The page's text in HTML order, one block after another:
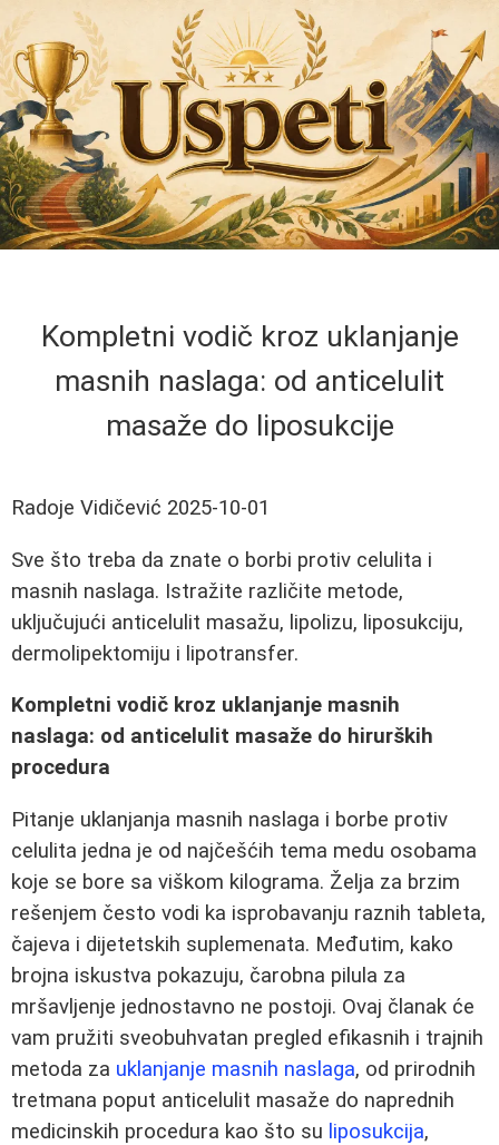
Kompletni vodič kroz uklanjanje
masnih naslaga: od anticelulit
masaže do liposukcije
Radoje Vidičević 2025-10-01
Sve što treba da znate o borbi protiv celulita i
masnih naslaga. Istražite različite metode,
uključujući anticelulit masažu, lipolizu, liposukciju,
dermolipektomiju i lipotransfer.
Kompletni vodič kroz uklanjanje masnih
naslaga: od anticelulit masaže do hirurških
procedura
Pitanje uklanjanja masnih naslaga i borbe protiv
celulita jedna je od najčešćih tema medu osobama
koje se bore sa viškom kilograma. Želja za brzim
rešenjem često vodi ka isprobavanju raznih tableta,
čajeva i dijetetskih suplemenata. Međutim, kako
brojna iskustva pokazuju, čarobna pilula za
mršavljenje jednostavno ne postoji. Ovaj članak će
vam pružiti sveobuhvatan pregled efikasnih i trajnih
metoda za uklanjanje masnih naslaga, od prirodnih
tretmana poput anticelulit masaže do naprednih
medicinskih procedura kao što su liposukcija,